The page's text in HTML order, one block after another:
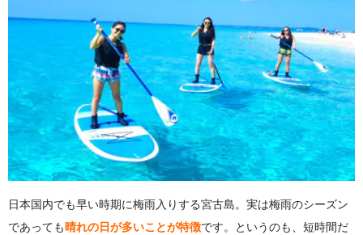
6.6.宮古島で初☆ ここでしか体験できない真珠の取り出し
マッサージ体験
雨の日の移動も安心！ 宮古島のレンタカー予約はお早めに
8. 宮古島の梅雨に関するよくある質問（FAQ）
9. まとめ
日本国内でも早い時期に梅雨入りする宮古島。実は梅雨のシーズン
であっても晴れの日が多いことが特徴です。というのも、短時間だ